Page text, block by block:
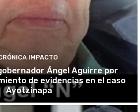
IMPACTO
Ángel Aguirre por
de evidencias en el caso
Ayotzinapa